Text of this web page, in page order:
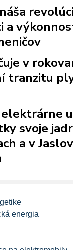
a
v
tranzitu
svoje
a v
energia